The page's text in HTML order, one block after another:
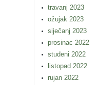
travanj 2023
ožujak 2023
siječanj 2023
prosinac 2022
studeni 2022
listopad 2022
rujan 2022